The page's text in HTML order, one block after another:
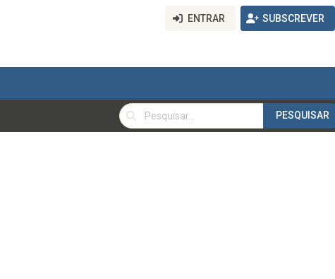
ENTRAR SUBSCREVER
PESQUISAR
PESQUISAR